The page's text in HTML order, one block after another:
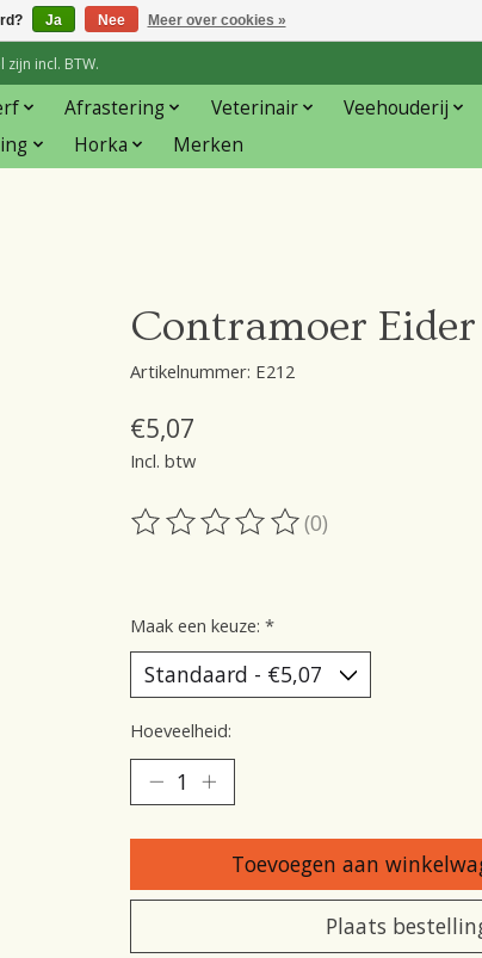
zijn incl. BTW.
Afrastering Veterinair
Veehouderij
Horka Merken
Contramoer Eider
Artikelnummer: E212
€5,07
Incl. btw
De beoordeling van dit product is
(0)
Maak een keuze: *
Hoeveelheid:
Toevoegen aan
Plaats
Ja Nee Meer over cookies »